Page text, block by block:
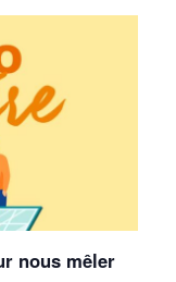
nous mêler